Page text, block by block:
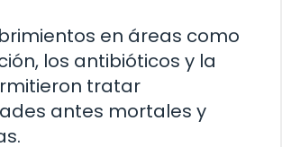
en áreas como
los antibióticos y la
tratar
antes mortales y